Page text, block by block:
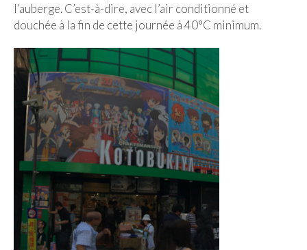
– Xi’an
CORÉE DU SUD
– Séoul
DANEMARK
– Copenhague
FRANCE
– Nice
– Paris
– La Réunion
l’auberge. C’est-à-dire, avec l’air conditionné et
douchée à la fin de cette journée à 40°C minimum.